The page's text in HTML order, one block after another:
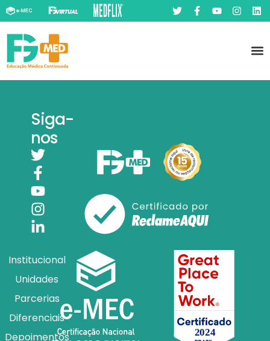
Siga-
nos
Institucional
Unidades
Parcerias
Diferenciais
Depoimentos